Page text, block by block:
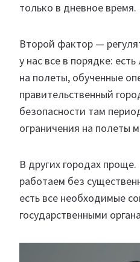
только в дневное время.
Второй фактор —
у нас все в порядке:
на полеты, обученные
правительственный
безопасности там
ограничения на полеты
В других городах
работаем без
есть все необходимые
государственными